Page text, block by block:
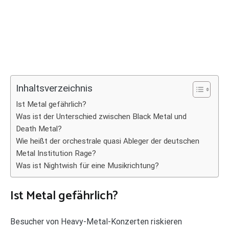
Inhaltsverzeichnis
Ist Metal gefährlich?
Was ist der Unterschied zwischen Black Metal und
Death Metal?
Wie heißt der orchestrale quasi Ableger der deutschen
Metal Institution Rage?
Was ist Nightwish für eine Musikrichtung?
Ist Metal gefährlich?
Besucher von Heavy-Metal-Konzerten riskieren